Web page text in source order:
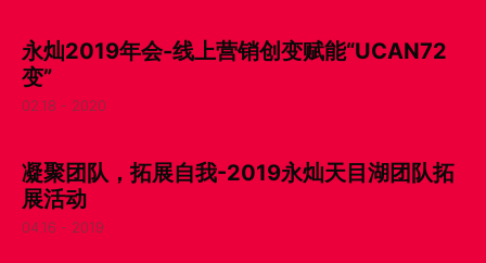
永灿2019年会-线上营销创变赋能“UCAN72
变”
02.18 - 2020
凝聚团队，拓展自我-2019永灿天目湖团队拓
展活动
04.16 - 2019